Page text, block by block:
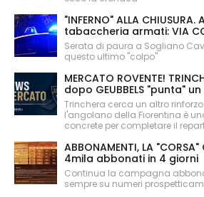
"INFERNO" ALLA
tabaccheria armati: VIA
Serata di paura a Sogliano
questo ultimo "colpo"
MERCATO ROVENTE!
dopo GEUBBELS "punta"
Trinchera cerca un altro
l'angolano della Fiorentina è
concrete per completare il
ABBONAMENTI, LA
4mila abbonati in 4 giorni
Continua la campagna
sempre su numeri